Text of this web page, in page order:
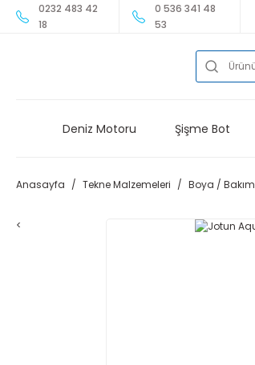
0232 483 42
18
0 536 341 48
53
Deniz Motoru Şişme Bot
Anasayfa Tekne Malzemeleri Boya / Bakım
<